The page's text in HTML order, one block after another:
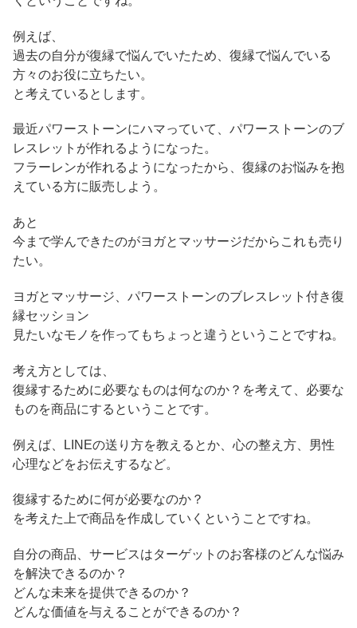
例えば、
過去の自分が復縁で悩んでいたため、復縁で悩んでいる
方々のお役に立ちたい。
と考えているとします。
最近パワーストーンにハマっていて、パワーストーンのブ
レスレットが作れるようになった。
フラーレンが作れるようになったから、復縁のお悩みを抱
えている方に販売しよう。
あと
今まで学んできたのがヨガとマッサージだからこれも売り
たい。
ヨガとマッサージ、パワーストーンのブレスレット付き復
縁セッション
見たいなモノを作ってもちょっと違うということですね。
考え方としては、
復縁するために必要なものは何なのか？を考えて、必要な
ものを商品にするということです。
例えば、LINEの送り方を教えるとか、心の整え方、男性
心理などをお伝えするなど。
復縁するために何が必要なのか？
を考えた上で商品を作成していくということですね。
自分の商品、サービスはターゲットのお客様のどんな悩み
を解決できるのか？
どんな未来を提供できるのか？
どんな価値を与えることができるのか？